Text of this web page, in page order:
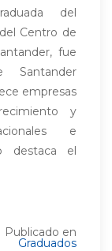
del
Centro de
fue
Santander
empresas
y
e
destaca el
Publicado en
Graduados